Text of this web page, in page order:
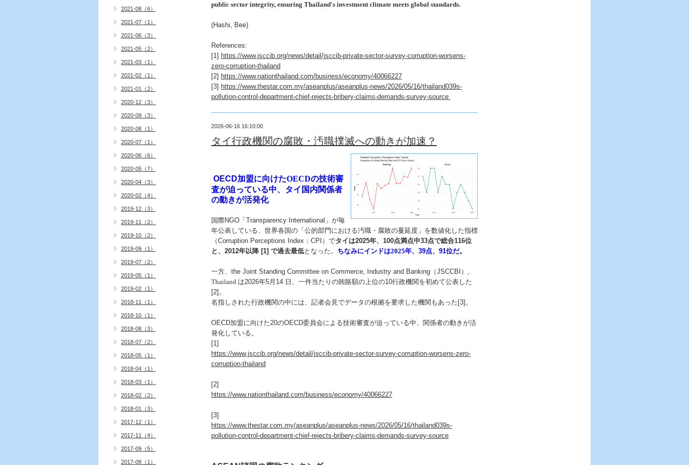
public sector integrity, ensuring Thailand's investment climate meets global standards.
(Hashi, Bee)
References:
[1] https://www.jsccib.org/news/detail/jsccib-private-sector-survey-corruption-worsens-
zero-corruption-thailand
[2] https://www.nationthailand.com/business/economy/40066227
[3] https://www.thestar.com.my/aseanplus/aseanplus-news/2026/05/16/thailand039s-
pollution-control-department-chief-rejects-bribery-claims-demands-survey-source
2026-06-16 16:10:00
タイ行政機関の腐敗・汚職撲滅への動きが加速？
OECD加盟に向けたOECDの技術審
査が迫っている中、タイ国内関係者
の動きが活発化
国際NGO 「 Transparency International 」が毎
年公表している、世界各国の「公的部門における汚職・腐敗の蔓延度」を数値化した指標
（Corruption Perceptions Index ： CPI ）でタイは2025年、 100点満点中33点で総合116位
と、 2012年以降 [1] で過去最低となった。 ちなみにインドは2025年、 39点、 91位だ。
一方、 the Joint Standing Committee on Commerce, Industry and Banking （JSCCBI ）,
Thailand は2026年5月 14 日、一件当たりの賄賂額の上位の10行政機関を初めて公表した
[2] 。
名指しされた行政機関の中には、記者会見でデータの根拠を要求した機関もあった [3] 。
OECD加盟に向けた20のOECD委員会による技術審査が迫っている中、関係者の動きが活
発化している。
[1]
https://www.jsccib.org/news/detail/jsccib-private-sector-survey-corruption-worsens-zero-
corruption-thailand
[2]
https://www.nationthailand.com/business/economy/40066227
[3]
https://www.thestar.com.my/aseanplus/aseanplus-news/2026/05/16/thailand039s-
pollution-control-department-chief-rejects-bribery-claims-demands-survey-source
2021-08（6）
2021-07（1）
2021-06（3）
2021-05（2）
2021-03（1）
2021-02（1）
2021-01（2）
2020-12（3）
2020-09（3）
2020-08（1）
2020-07（1）
2020-06（6）
2020-05（7）
2020-04（3）
2020-02（4）
2019-12（3）
2019-11（2）
2019-10（2）
2019-09（1）
2019-07（2）
2019-05（1）
2019-02（1）
2018-11（1）
2018-10（1）
2018-08（3）
2018-07（2）
2018-05（1）
2018-04（1）
2018-03（1）
2018-02（2）
2018-01（3）
2017-12（1）
2017-11（4）
2017-09（5）
2017-08（1）